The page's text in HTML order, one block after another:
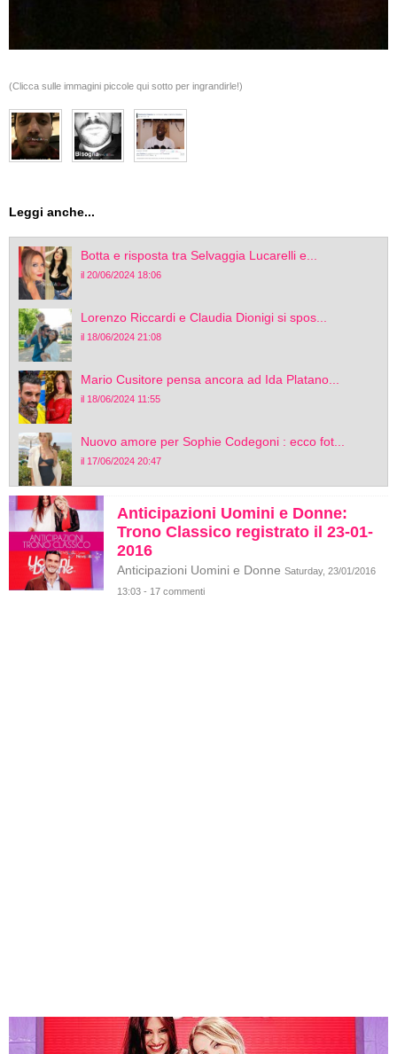
(Clicca sulle immagini piccole qui sotto per ingrandirle!)
Leggi anche...
Botta e risposta tra Selvaggia Lucarelli e...
il 20/06/2024 18:06
Lorenzo Riccardi e Claudia Dionigi si spos...
il 18/06/2024 21:08
Mario Cusitore pensa ancora ad Ida Platano...
il 18/06/2024 11:55
Nuovo amore per Sophie Codegoni : ecco fot...
il 17/06/2024 20:47
Anticipazioni Uomini e Donne:
Trono Classico registrato il 23-01-
2016
Anticipazioni Uomini e Donne Saturday, 23/01/2016
13:03 - 17 commenti